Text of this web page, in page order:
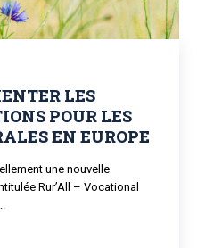
LES
POUR LES
EN EUROPE
une nouvelle
Rur’All – Vocational